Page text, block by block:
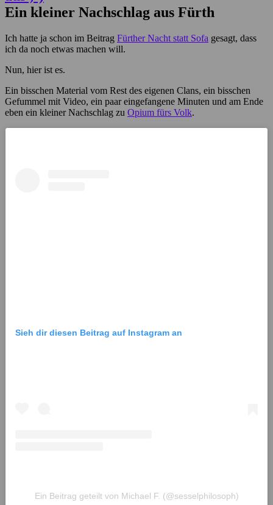
Ein kleiner Nachschlag aus Fürth
Ich hatte ja schon im Beitrag Fürther Nacht statt Sofa gesagt, dass
ich da noch etwas machen will.
Nun, hier ist es.
Ein bisschen Material vom Rest des eigenen Clans, ein bisschen
Gefummel mit Video, ein paar eingefangene Minuten und am Ende
eben ein kleiner Nachschlag zu Opium fürs Volk.
Sieh dir diesen Beitrag auf Instagram an
Ein Beitrag geteilt von Michael F. (@sesselphilosoph)